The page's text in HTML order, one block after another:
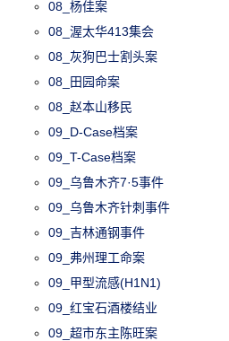
08_杨佳案
08_渥太华413集会
08_灰狗巴士割头案
08_田园命案
08_赵本山移民
09_D-Case档案
09_T-Case档案
09_乌鲁木齐7·5事件
09_乌鲁木齐针刺事件
09_吉林通钢事件
09_弗州理工命案
09_甲型流感(H1N1)
09_红宝石酒楼结业
09_超市东主陈旺案